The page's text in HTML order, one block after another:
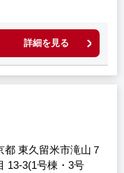
詳細を見る
都 東久留米市滝山７
13-3(1号棟・3号